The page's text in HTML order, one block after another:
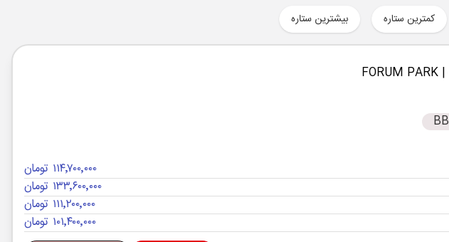
کمترین ستاره بیشترین ستاره
| FORUM PARK
BB
۱۱۴٬۷۰۰٬۰۰۰ تومان
۱۳۳٬۶۰۰٬۰۰۰ تومان
۱۱۱٬۲۰۰٬۰۰۰ تومان
۱۰۱٬۴۰۰٬۰۰۰ تومان